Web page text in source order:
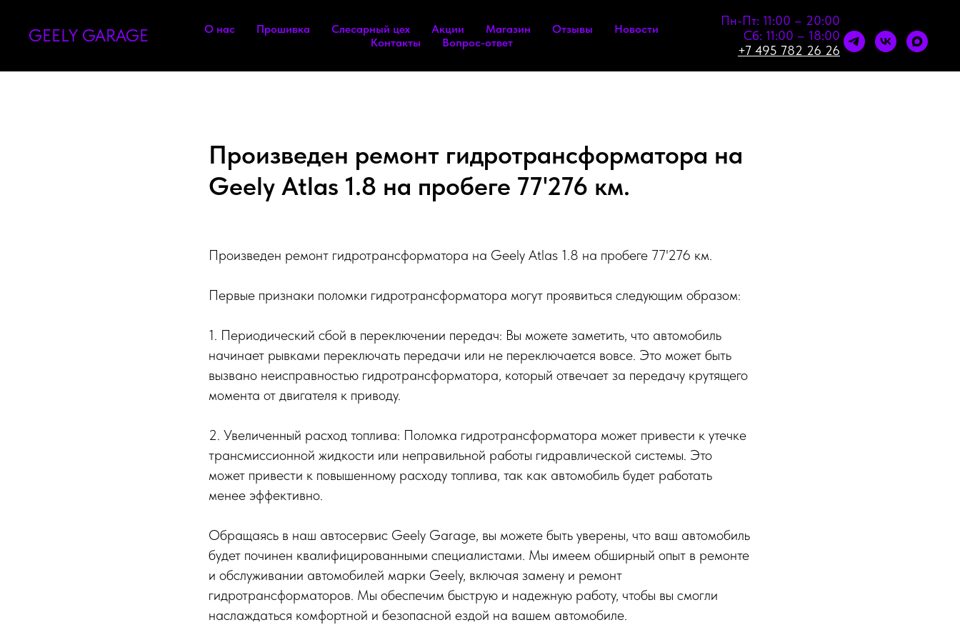
GEELY GARAGE О нас Прошивка Слесарный цех Акции Магазин Отзывы
Новости
Контакты
Вопрос-ответ
Пн-Пт: 11:00 – 20:00
Сб: 11:00 – 18:00
+7 495 782 26 26
Произведен ремонт гидротрансформатора на
Geely Atlas 1.8 на пробеге 77'276 км.
Произведен ремонт гидротрансформатора на Geely Atlas 1.8 на пробеге 77'276 км.
Первые признаки поломки гидротрансформатора могут проявиться следующим образом:
1. Периодический сбой в переключении передач: Вы можете заметить, что автомобиль
начинает рывками переключать передачи или не переключается вовсе. Это может быть
вызвано неисправностью гидротрансформатора, который отвечает за передачу крутящего
момента от двигателя к приводу.
2. Увеличенный расход топлива: Поломка гидротрансформатора может привести к утечке
трансмиссионной жидкости или неправильной работы гидравлической системы. Это
может привести к повышенному расходу топлива, так как автомобиль будет работать
менее эффективно.
Обращаясь в наш автосервис Geely Garage, вы можете быть уверены, что ваш автомобиль
будет починен квалифицированными специалистами. Мы имеем обширный опыт в ремонте
и обслуживании автомобилей марки Geely, включая замену и ремонт
гидротрансформаторов. Мы обеспечим быструю и надежную работу, чтобы вы смогли
наслаждаться комфортной и безопасной ездой на вашем автомобиле.